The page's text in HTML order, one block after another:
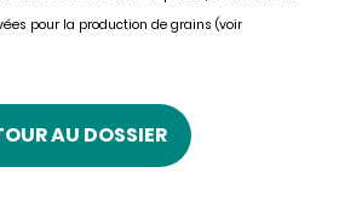
pour la production de grains (voir
AU DOSSIER